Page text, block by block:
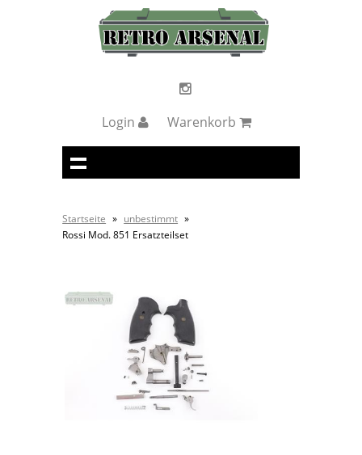
Login Warenkorb
Startseite » unbestimmt »
Rossi Mod. 851 Ersatzteilset